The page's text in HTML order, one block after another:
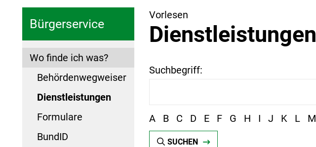
Bürgerservice
Wo finde ich was?
Behördenwegweiser
Dienstleistungen
Formulare
BundID
Vorlesen
Dienstleistungen
Suchbegriff:
A B C D E F G H I J K L M
SUCHEN